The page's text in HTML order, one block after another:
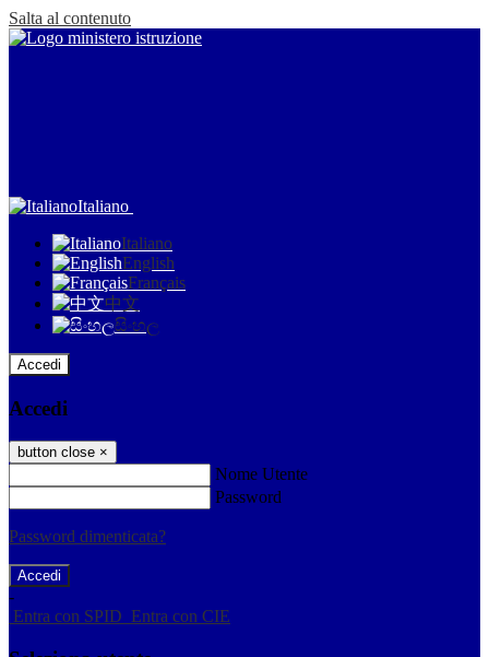
Salta al contenuto
Italiano
Italiano
English
Français
中文
සිංහල
Accedi
Accedi
button close ×
Nome Utente
Password
Password dimenticata?
-
Entra con SPID Entra con CIE